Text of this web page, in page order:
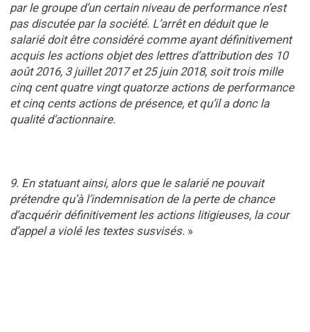
par le groupe d’un certain niveau de performance n’est
pas discutée par la société. L’arrêt en déduit que le
salarié doit être considéré comme ayant définitivement
acquis les actions objet des lettres d’attribution des 10
août 2016, 3 juillet 2017 et 25 juin 2018, soit trois mille
cinq cent quatre vingt quatorze actions de performance
et cinq cents actions de présence, et qu’il a donc la
qualité d’actionnaire.
9. En statuant ainsi, alors que le salarié ne pouvait
prétendre qu’à l’indemnisation de la perte de chance
d’acquérir définitivement les actions litigieuses, la cour
d’appel a violé les textes susvisés. »